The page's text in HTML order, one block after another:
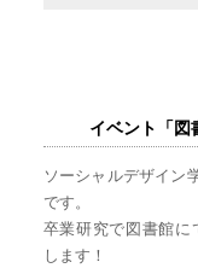
イベント「
ソーシャルデザイン
です。
卒業研究で図書館に
します！